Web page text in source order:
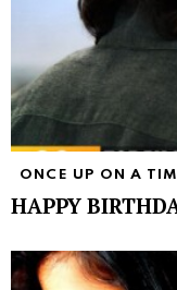
ONCE UP ON A
HAPPY